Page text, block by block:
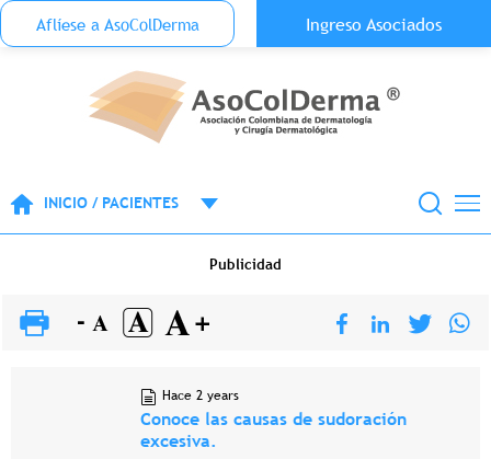
Pasar al contenido principal
Menu Top Anónimo
Aflíese a AsoColDerma Ingreso Asociados
INICIO / PACIENTES
Publicidad
Hace 2 years
Conoce las causas de sudoración
excesiva.